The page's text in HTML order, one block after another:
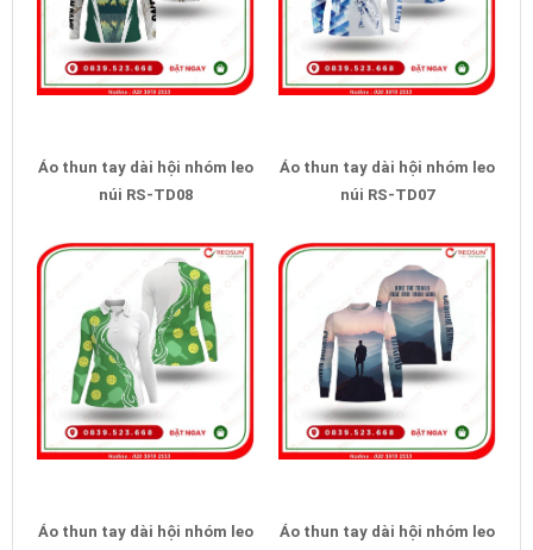
Áo thun tay dài hội nhóm leo
núi RS-TD08
Áo thun tay dài hội nhóm leo
núi RS-TD07
Áo thun tay dài hội nhóm leo
Áo thun tay dài hội nhóm leo